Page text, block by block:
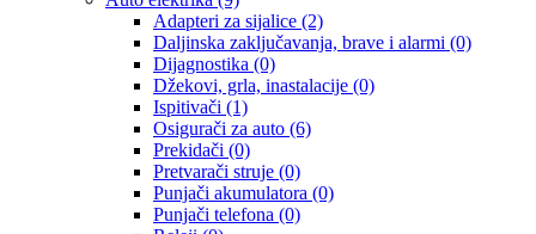
Adapteri za sijalice (2)
Daljinska zaključavanja, brave i alarmi (0)
Dijagnostika (0)
Džekovi, grla, inastalacije (0)
Ispitivači (1)
Osigurači za auto (6)
Prekidači (0)
Pretvarači struje (0)
Punjači akumulatora (0)
Punjači telefona (0)